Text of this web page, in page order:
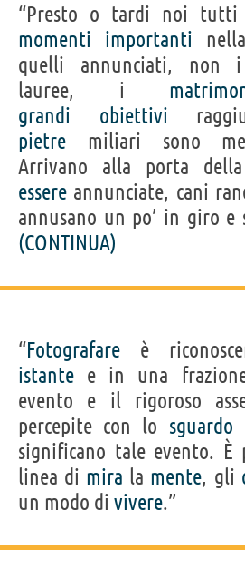
“Presto o tardi noi tutti
momenti
importanti
quelli annunciati, non
lauree, i
grandi
obiettivi
pietre miliari sono
Arrivano alla porta della
essere annunciate, cani
annusano un po’ in giro e
(CONTINUA)
“Fotografare è
istante e in una
evento e il rigoroso
percepite con lo sguardo
significano tale evento. È
linea di mira la mente, gli
un modo di vivere.”